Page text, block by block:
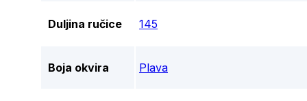
Duljina ručice 145
Boja okvira Plava